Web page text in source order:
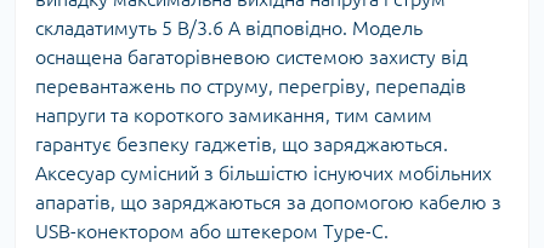
складатимуть 5 В/3.6 А відповідно. Модель
оснащена багаторівневою системою захисту від
перевантажень по струму, перегріву, перепадів
напруги та короткого замикання, тим самим
гарантує безпеку гаджетів, що заряджаються.
Аксесуар сумісний з більшістю існуючих мобільних
апаратів, що заряджаються за допомогою кабелю з
USB-конектором або штекером Type-C.